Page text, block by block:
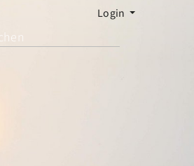
Login